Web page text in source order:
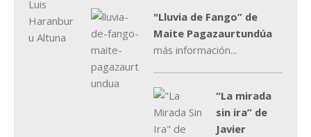
"Lluvia de Fango” de
Maite Pagazaurtundúa
más información...
“La mirada
sin ira” de
Javier